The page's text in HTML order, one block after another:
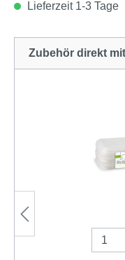
Lieferzeit 1-3 Tage
Zubehör direkt